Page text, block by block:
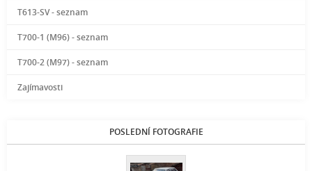
T613-SV - seznam
T700-1 (M96) - seznam
T700-2 (M97) - seznam
Zajímavosti
POSLEDNÍ FOTOGRAFIE